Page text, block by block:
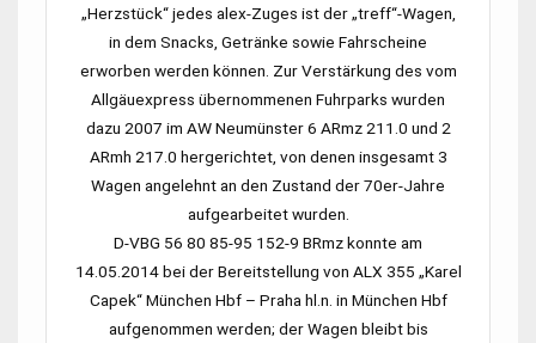
„Herzstück“ jedes alex-Zuges ist der „treff“-Wagen,
in dem Snacks, Getränke sowie Fahrscheine
erworben werden können. Zur Verstärkung des vom
Allgäuexpress übernommenen Fuhrparks wurden
dazu 2007 im AW Neumünster6 ARmz 211.0 und 2
ARmh 217.0 hergerichtet, von denen insgesamt 3
Wagen angelehnt an den Zustand der 70er-Jahre
aufgearbeitet wurden.
D-VBG 56 80 85-95 152-9 BRmzkonnte am
14.05.2014 bei der Bereitstellung von ALX 355 „Karel
Capek“München Hbf– Praha hl.n. in München Hbf
aufgenommen werden; der Wagen bleibt bis